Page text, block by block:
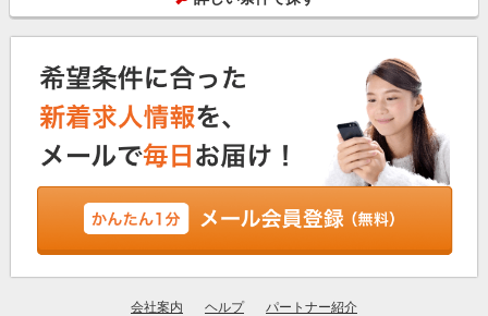
会社案内 ヘルプ パートナー紹介